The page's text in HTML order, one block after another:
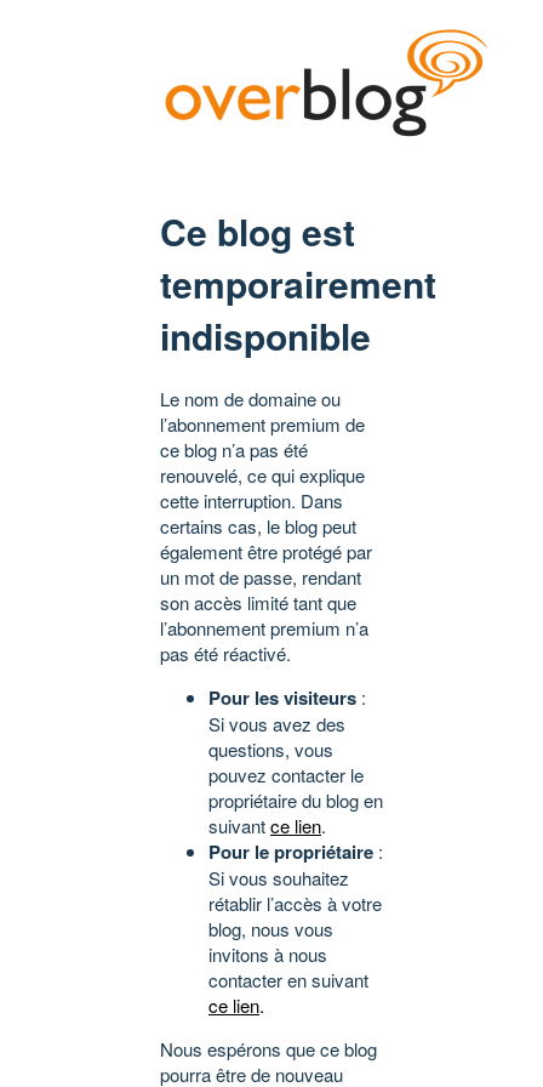
Ce blog est
temporairement
indisponible
Le nom de domaine ou
l’abonnement premium de
ce blog n’a pas été
renouvelé, ce qui explique
cette interruption. Dans
certains cas, le blog peut
également être protégé par
un mot de passe, rendant
son accès limité tant que
l’abonnement premium n’a
pas été réactivé.
Pour les visiteurs :
Si vous avez des
questions, vous
pouvez contacter le
propriétaire du blog en
suivantce lien.
Pour le propriétaire :
Si vous souhaitez
rétablir l’accès à votre
blog, nous vous
invitons à nous
contacter en suivant
ce lien.
Nous espérons que ce blog
pourra être de nouveau